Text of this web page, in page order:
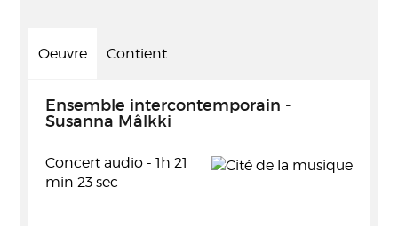
Oeuvre Contient
Ensemble intercontemporain -
Susanna Mâlkki
Concert audio - 1h 21
min 23 sec